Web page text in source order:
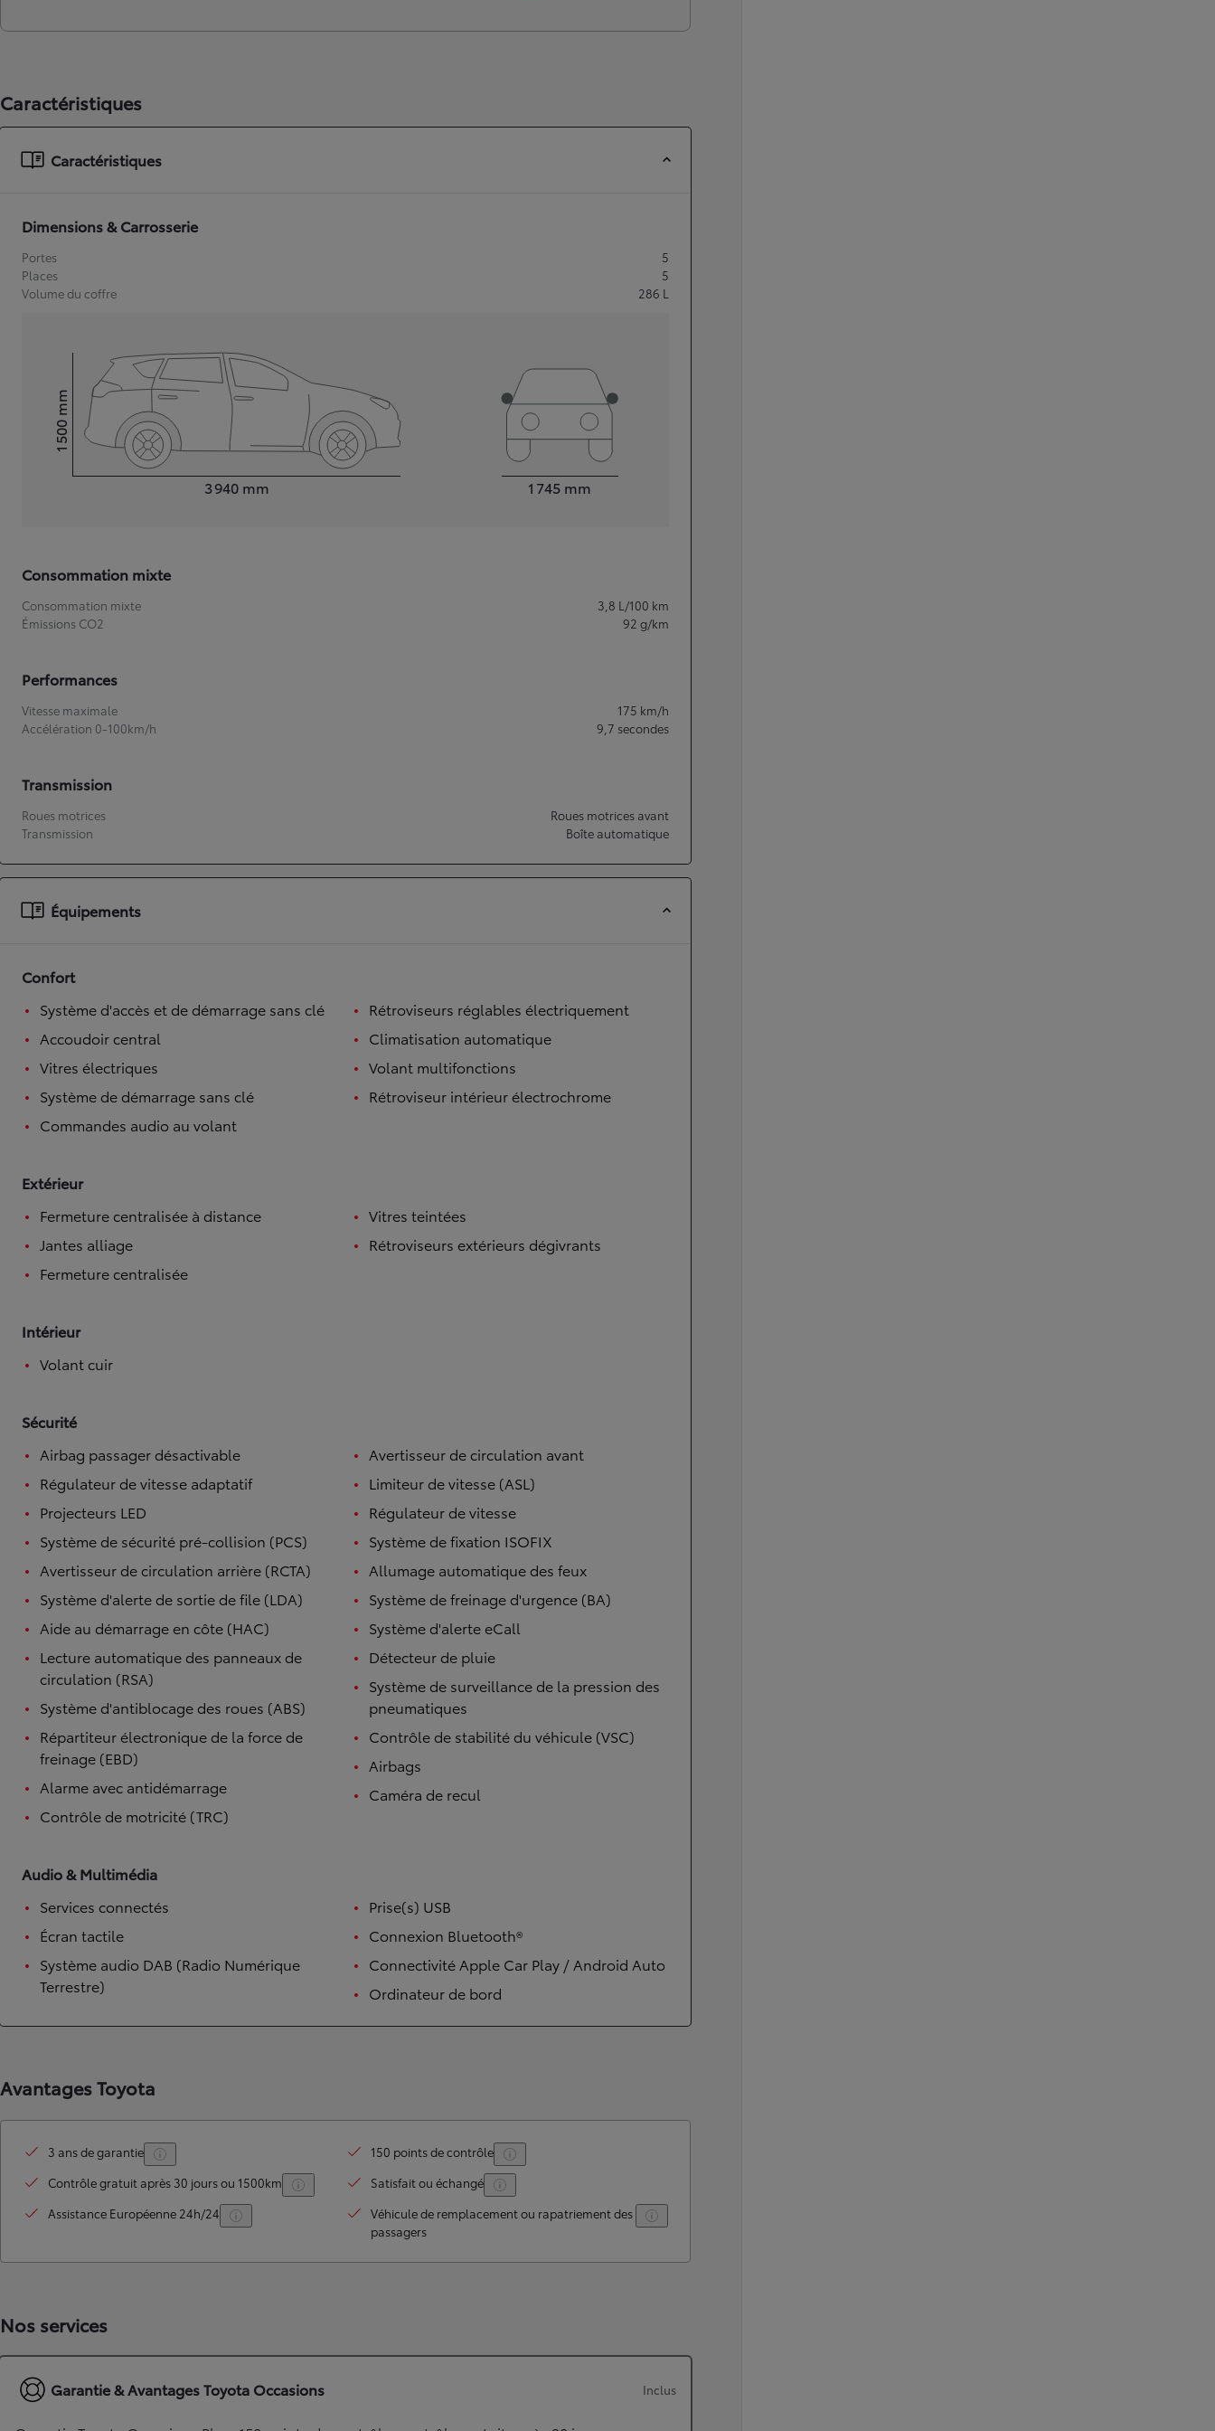
À partir de 19 700 €
Nouvelle Yaris Cross
HYBRIDE
Caractéristiques
Caractéristiques
Dimensions & Carrosserie
Portes
5
Places
5
Volume du coffre
286 L
3 940 mm
Hauteur1 500
mm
1 745 mm
Consommation mixte
Consommation mixte 3,8 L/100 km
Émissions CO2
92 g/km
Performances
Vitesse maximale 175 km/h
Accélération 0-100km/h
9,7 secondes
Transmission
Roues motrices
Roues motrices avant
Transmission
Boîte automatique
Équipements
Confort
Système d'accès et de démarrage sans clé
Accoudoir central
Vitres électriques
Système de démarrage sans clé
Commandes audio au volant
Rétroviseurs réglables électriquement
Climatisation automatique
Volant multifonctions
Rétroviseur intérieur électrochrome
Extérieur
Fermeture centralisée à distance
Jantes alliage
Fermeture centralisée
Vitres teintées
Rétroviseurs extérieurs dégivrants
Intérieur
Volant cuir
Sécurité
Airbag passager désactivable
Régulateur de vitesse adaptatif
Projecteurs LED
Système de sécurité pré-collision (PCS)
Avertisseur de circulation arrière (RCTA)
Système d'alerte de sortie de file (LDA)
Aide au démarrage en côte (HAC)
Lecture automatique des panneaux de
circulation (RSA)
Système d'antiblocage des roues (ABS)
Répartiteur électronique de la force de
freinage (EBD)
Alarme avec antidémarrage
Contrôle de motricité (TRC)
Avertisseur de circulation avant
Limiteur de vitesse (ASL)
Régulateur de vitesse
Système de fixation ISOFIX
Allumage automatique des feux
Système de freinage d'urgence (BA)
Système d'alerte eCall
Détecteur de pluie
Système de surveillance de la pression des
pneumatiques
Contrôle de stabilité du véhicule (VSC)
Airbags
Caméra de recul
Audio & Multimédia
Services connectés
Écran tactile
Système audio DAB (Radio Numérique
Terrestre)
Prise(s) USB
Connexion Bluetooth®
Connectivité Apple Car Play / Android Auto
Ordinateur de bord
Avantages Toyota
3 ans de garantie
150 points de contrôle
Contrôle gratuit après 30 jours ou 1500km
Satisfait ou échangé
Assistance Européenne 24h/24
Véhicule de remplacement ou rapatriement des
passagers
Nos services
Garantie & Avantages Toyota Occasions Inclus